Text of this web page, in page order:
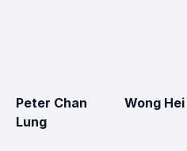
Peter Chan
Lung
Wong Hei